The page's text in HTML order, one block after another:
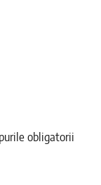
obligatorii